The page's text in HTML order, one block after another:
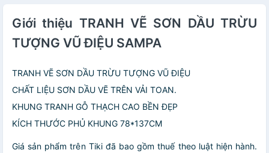
Giới thiệu TRANH VẼ SƠN DẦU TRỪU
TƯỢNG VŨ ĐIỆU SAMPA
TRANH VẼ SƠN DẦU TRỪU TƯỢNG VŨ ĐIỆU
CHẤT LIỆU SƠN DẦU VẼ TRÊN VẢI TOAN.
KHUNG TRANH GỖ THẠCH CAO BỀN ĐẸP
KÍCH THƯỚC PHỦ KHUNG 78*137CM
Giá sản phẩm trên Tiki đã bao gồm thuế theo luật hiện hành.